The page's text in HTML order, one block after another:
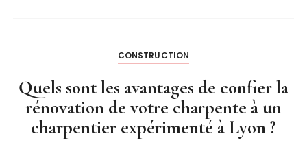
CONSTRUCTION
Quels sont les avantages de confier la
rénovation de votre charpente à un
charpentier expérimenté à Lyon ?